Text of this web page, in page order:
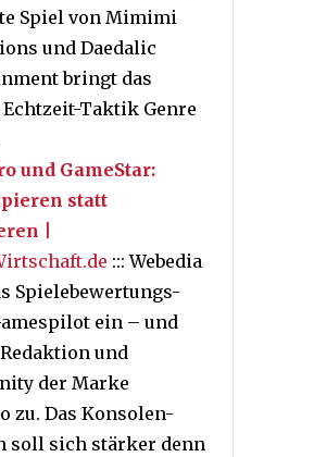
Spiel von Mimimi
und Daedalic
bringt das
Echtzeit-Taktik Genre
und GameStar:
statt
::: Webedia
Spielebewertungs-
ein – und
und
der Marke
zu. Das Konsolen-
soll sich stärker denn